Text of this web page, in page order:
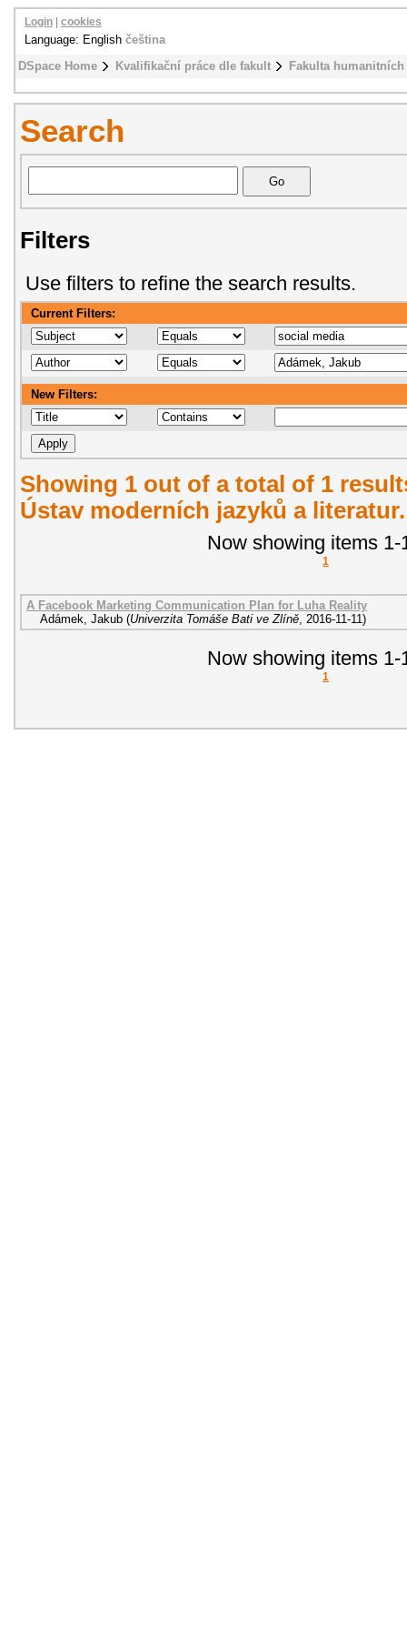
DSpace Home Kvalifikační práce dle fakult Fakulta
Login cookies
Language: English čeština
Search
Filters
Use filters to refine the search results.
Current Filters:
New Filters:
Showing 1 out of a total of 1
Ústav moderních jazyků a
Now showing items 1-
1
A Facebook Marketing Communication Plan for Luha Reality
Adámek, Jakub (Univerzita Tomáše Bati ve Zlíně 2016-11-11)
Now showing items 1-
1